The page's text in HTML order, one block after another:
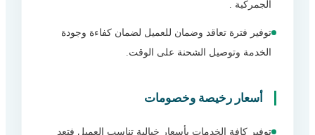
الجمركية .
توفير فترة تعاقد وضمان للعميل لضمان كفاءة وجودة
الخدمة وتوصيل الشحنة على الوقت.
أسعار رخيصة وخصومات
توفير كافة الخدمات بأسعار خيالية تناسب العميل فتعد